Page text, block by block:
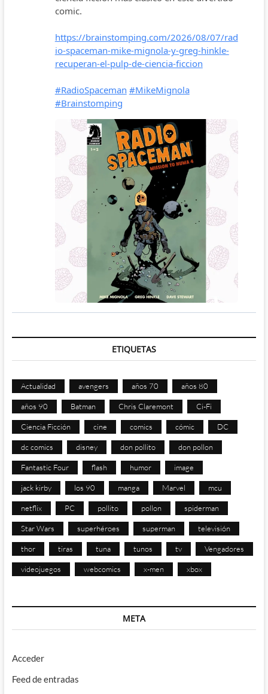
ETIQUETAS
Actualidad avengers años 70 años 80
años 90 Batman Chris Claremont Ci-Fi
Ciencia Ficción cine comics cómic DC
dc comics disney don pollito don pollon
Fantastic Four flash humor image
jack kirby los 90 manga Marvel mcu
netflix PC pollito pollon spiderman
Star Wars superhéroes superman televisión
thor tiras tuna tunos tv Vengadores
videojuegos webcomics x-men xbox
META
Acceder
Feed de entradas